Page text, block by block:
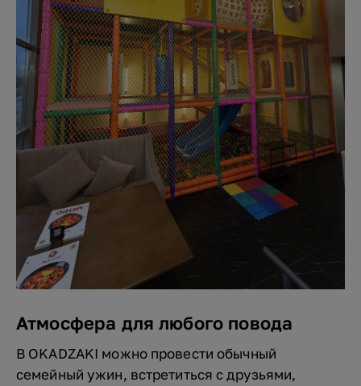
Атмосфера для любого повода
В OKADZAKI можно провести обычный
семейный ужин, встретиться с друзьями,